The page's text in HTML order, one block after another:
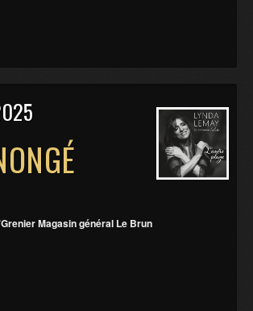
Magasin général Le Brun